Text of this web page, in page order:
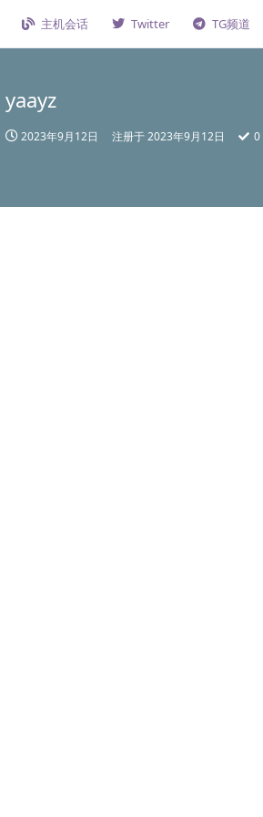
主机会话 Twitter TG频道
yaayz
2023年9月12日 注册于2023年9月12日 0